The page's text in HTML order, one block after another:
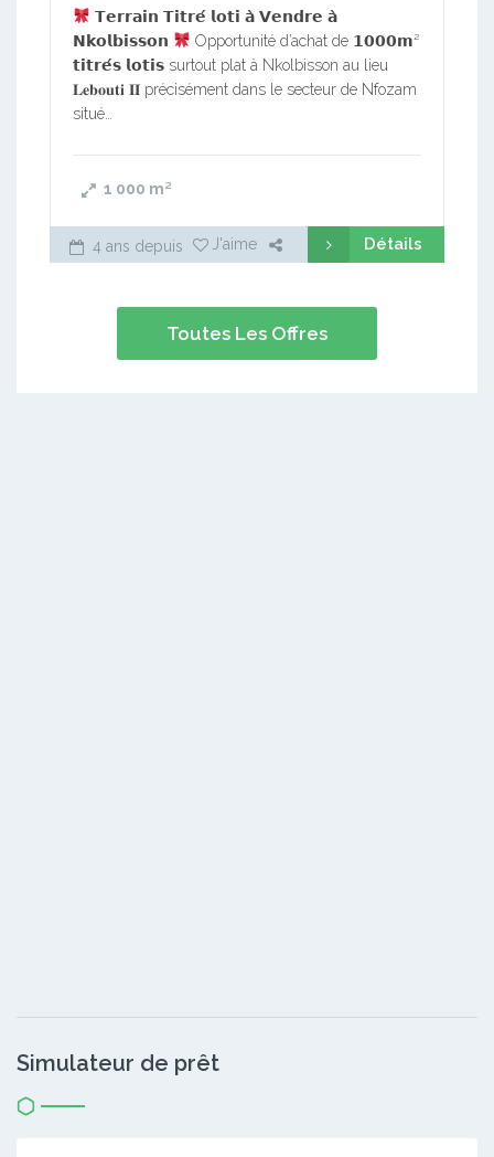
𝗧𝗲𝗿𝗿𝗮𝗶𝗻 𝗧𝗶𝘁𝗿𝗲́ 𝗹𝗼𝘁𝗶 𝗮̀ 𝗩𝗲𝗻𝗱𝗿𝗲 𝗮̀
𝗡𝗸𝗼𝗹𝗯𝗶𝘀𝘀𝗼𝗻
Opportunité d’achat de 𝟭𝟬𝟬𝟬𝗺²
𝘁𝗶𝘁𝗿𝗲́𝘀 𝗹𝗼𝘁𝗶𝘀 surtout plat à Nkolbisson au lieu
𝐋𝐞𝐛𝐨𝐮𝐭𝐢 𝐈𝐈 précisément dans le secteur de Nfozam
situé…
1 000 m²
4 ans depuis J'aime Détails
Toutes Les Offres
Simulateur de prêt